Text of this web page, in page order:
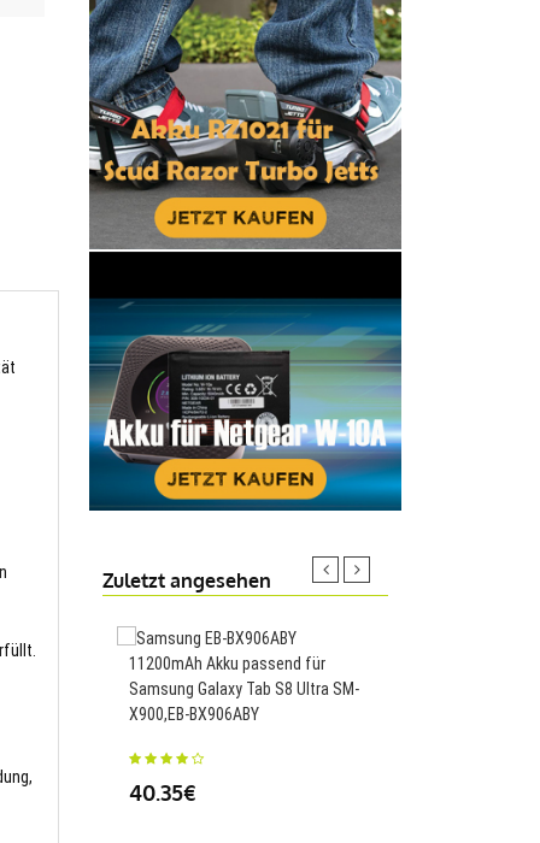
Zuletzt angesehen
11200mAh Akku passend für
Samsung Galaxy Tab S8 Ultra SM-
X900,EB-BX906ABY
40.35€